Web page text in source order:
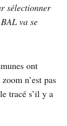
sélectionner
va se
ont
n’est pas
tracé s’il y a